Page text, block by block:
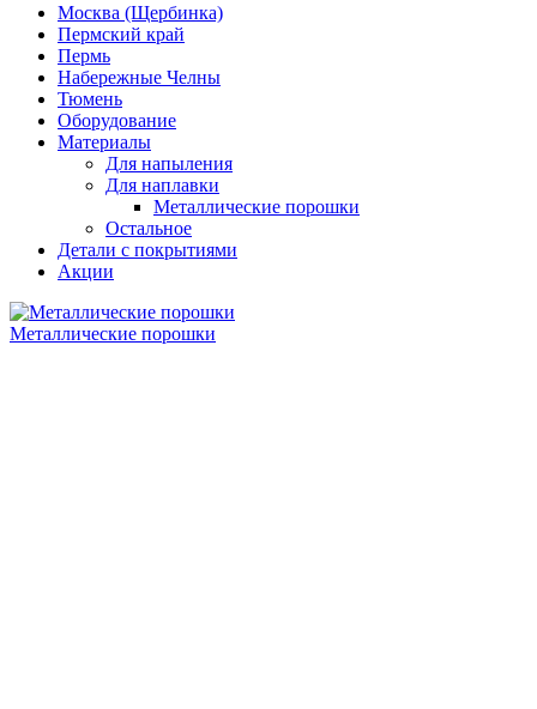
Москва (Щербинка)
Пермский край
Пермь
Набережные Челны
Тюмень
Оборудование
Материалы
Для напыления
Для наплавки
Металлические порошки
Остальное
Детали с покрытиями
Акции
Металлические порошки